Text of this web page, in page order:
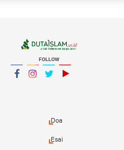
FOLLOW
Doa
Esai